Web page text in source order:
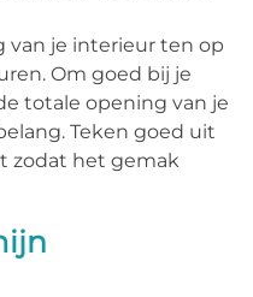
van je interieur ten op
Om goed bij je
totale opening van je
Teken goed uit
zodat het gemak